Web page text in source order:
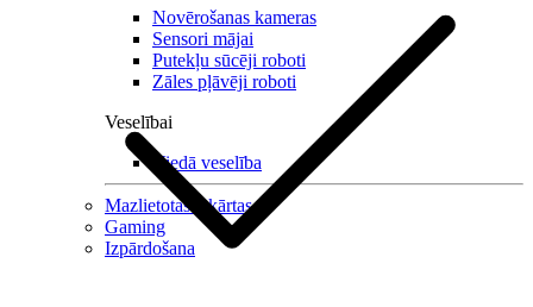
Novērošanas kameras
Sensori mājai
Putekļu sūcēji roboti
Zāles pļāvēji roboti
Veselībai
Viedā veselība
Mazlietotas iekārtas
Gaming
Izpārdošana